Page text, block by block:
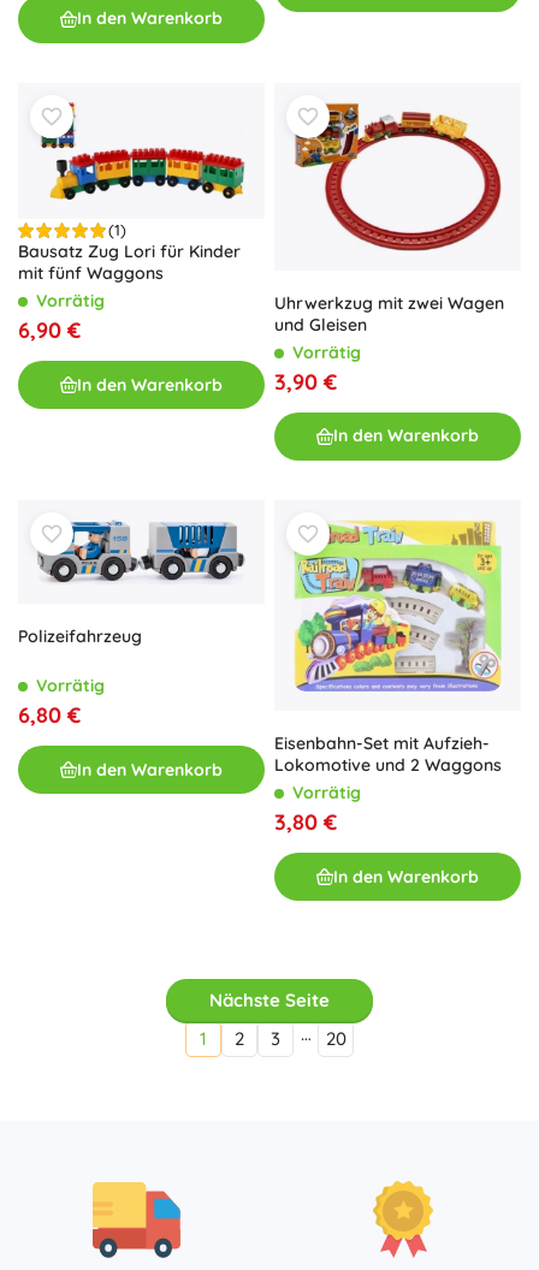
In den Warenkorb
(1)
Bausatz Zug Lori für Kinder
mit fünf Waggons
Vorrätig
6,90 €
In den Warenkorb
Uhrwerkzug mit zwei Wagen
und Gleisen
Vorrätig
3,90 €
In den Warenkorb
Polizeifahrzeug
Vorrätig
6,80 €
In den Warenkorb
Eisenbahn-Set mit Aufzieh-
Lokomotive und 2 Waggons
Vorrätig
3,80 €
In den Warenkorb
Nächste Seite
1
2 3 … 20